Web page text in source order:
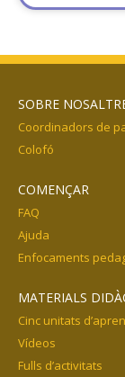
SOBRE
Coordinadors de
Colofó
COMENÇAR
FAQ
Ajuda
Enfocaments
MATERIALS
Cinc unitats
Vídeos
Fulls d’activitats